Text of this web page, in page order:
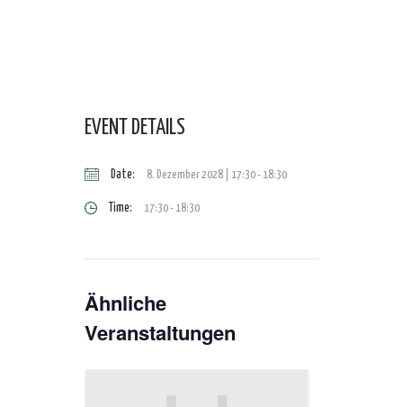
EVENT DETAILS
Date: 8. Dezember 2028 | 17:30-18:30
Time: 17:30 - 18:30
Ähnliche
Veranstaltungen